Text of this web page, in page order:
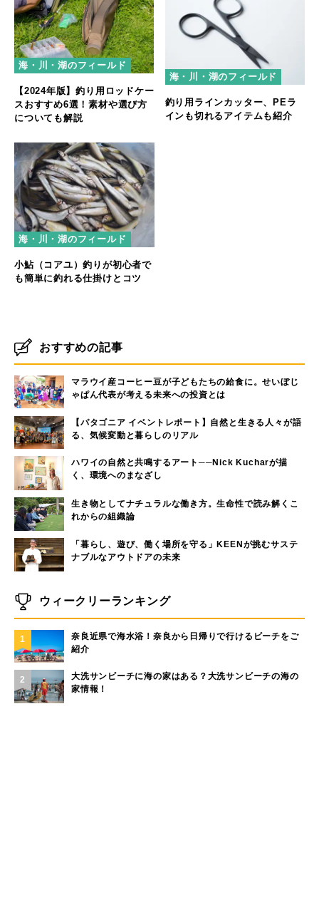
海・川・湖のフィールド
【2024年版】釣り用ロッドケー
スおすすめ6選！素材や選び方
についても解説
海・川・湖のフィールド
釣り用ラインカッター、PEラ
インも切れるアイテムも紹介
海・川・湖のフィールド
小鮎（コアユ）釣りが初心者で
も簡単に釣れる仕掛けとコツ
おすすめの記事
マラウイ産コーヒー豆が子どもたちの給食に。せいぼじ
ゃぱん代表が考える未来への投資とは
【パタゴニア イベントレポート】自然と生きる人々が語
る、気候変動と暮らしのリアル
ハワイの自然と共鳴するアート──Nick Kucharが描
く、環境へのまなざし
生き物としてナチュラルな働き方。生命性で読み解くこ
れからの組織論
「暮らし、遊び、働く場所を守る」KEENが挑むサステ
ナブルなアウトドアの未来
ウィークリーランキング
1
奈良近県で海水浴！奈良から日帰りで行けるビーチをご
紹介
2
大洗サンビーチに海の家はある？大洗サンビーチの海の
家情報！